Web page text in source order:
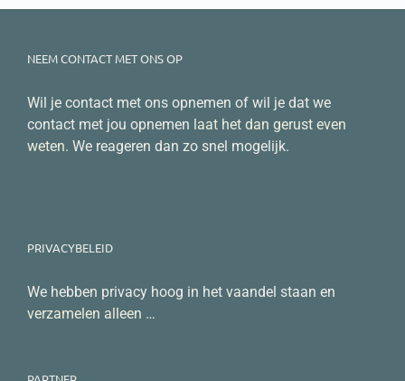
NEEM CONTACT MET ONS OP
Wil je contact met ons opnemen of wil je dat we
contact met jou opnemen laat het dan gerust even
weten. We reageren dan zo snel mogelijk.
PRIVACYBELEID
We hebben privacy hoog in het vaandel staan en
verzamelen alleen …